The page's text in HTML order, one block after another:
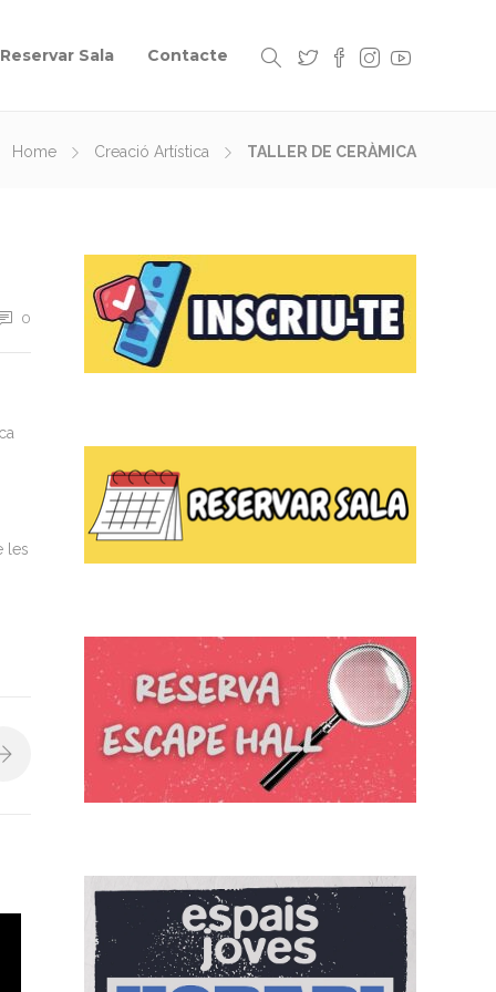
Reservar Sala Contacte
Home Creació Artística TALLER DE CERÀMICA
0
les